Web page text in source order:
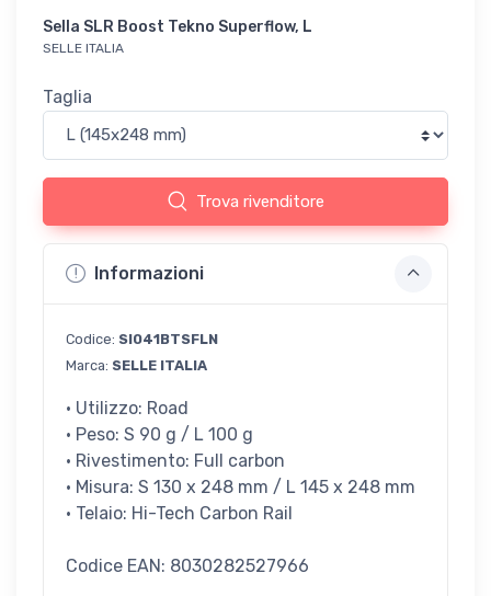
Sella SLR Boost Tekno Superflow, L
SELLE ITALIA
Taglia
Trova rivenditore
Informazioni
Codice: SI041BTSFLN
Marca: SELLE ITALIA
· Utilizzo: Road
· Peso: S 90 g / L 100 g
· Rivestimento: Full carbon
· Misura: S 130 x 248 mm / L 145 x 248 mm
· Telaio: Hi-Tech Carbon Rail
Codice EAN: 8030282527966